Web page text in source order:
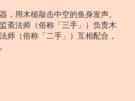
，用木槌敲击中空的鱼身发声。
斋法师（俗称「三手」）负责木
师（俗称「二手」）互相配合，